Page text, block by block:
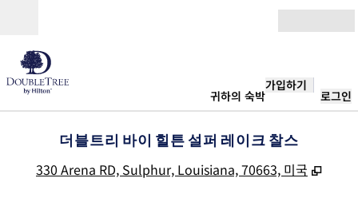
귀하의 숙박
가입하기
로그인
더블트리 바이 힐튼 설퍼 레이크 찰스
330 Arena RD, Sulphur, Louisiana, 70663, 미국 ,